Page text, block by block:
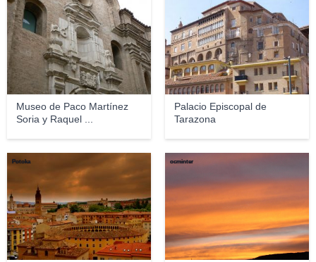
Museo de Paco Martínez
Soria y Raquel ...
Palacio Episcopal de
Tarazona
Potoka ocminter